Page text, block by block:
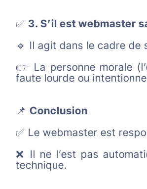
✅ 3. S’il est webmaster
🔹 Il agit dans le cadre de
👉 La personne morale
faute lourde ou
📌 Conclusion
✅ Le webmaster est
❌ Il ne l’est pas
technique.